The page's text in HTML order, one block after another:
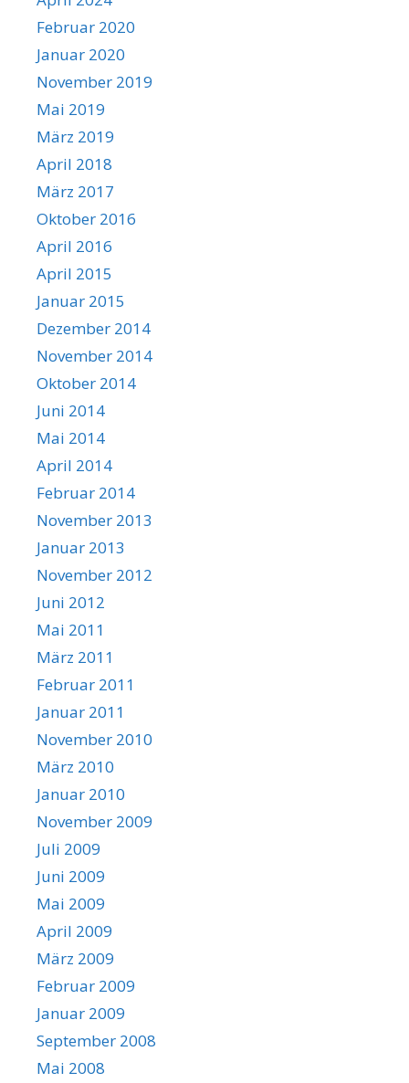
Februar 2020
Januar 2020
November 2019
Mai 2019
März 2019
April 2018
März 2017
Oktober 2016
April 2016
April 2015
Januar 2015
Dezember 2014
November 2014
Oktober 2014
Juni 2014
Mai 2014
April 2014
Februar 2014
November 2013
Januar 2013
November 2012
Juni 2012
Mai 2011
März 2011
Februar 2011
Januar 2011
November 2010
März 2010
Januar 2010
November 2009
Juli 2009
Juni 2009
Mai 2009
April 2009
März 2009
Februar 2009
Januar 2009
September 2008
Mai 2008